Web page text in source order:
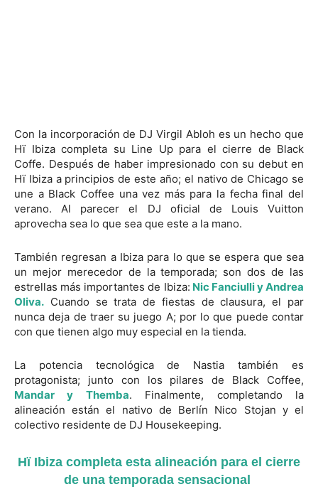
Con la incorporación de DJ Virgil Abloh es un hecho que
Hï Ibiza completa su Line Up para el cierre de Black
Coffe. Después de haber impresionado con su debut en
Hï Ibiza a principios de este año; el nativo de Chicago se
une a Black Coffee una vez más para la fecha final del
verano. Al parecer el DJ oficial de Louis Vuitton
aprovecha sea lo que sea que este a la mano.
También regresan a Ibiza para lo que se espera que sea
un mejor merecedor de la temporada; son dos de las
estrellas más importantes de Ibiza: Nic Fanciulli y Andrea
Oliva. Cuando se trata de fiestas de clausura, el par
nunca deja de traer su juego A; por lo que puede contar
con que tienen algo muy especial en la tienda.
La potencia tecnológica de Nastia también es
protagonista; junto con los pilares de Black Coffee,
Mandar y Themba. Finalmente, completando la
alineación están el nativo de Berlín Nico Stojan y el
colectivo residente de DJ Housekeeping.
Hï Ibiza completa esta alineación para el cierre
de una temporada sensacional